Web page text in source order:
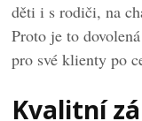
děti i s rodiči, na
Proto je to
pro své klienty po
Kvalitní